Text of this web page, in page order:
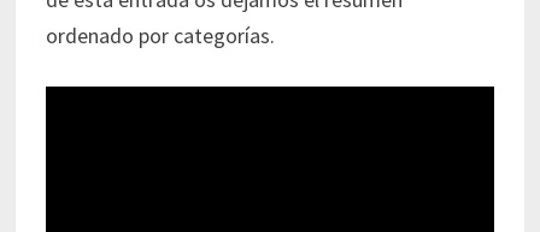
ordenado por categorías.